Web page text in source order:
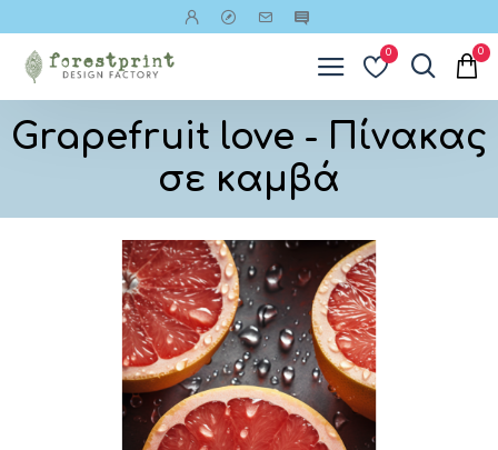
0 0
Grapefruit love - Πίνακας
σε καμβά